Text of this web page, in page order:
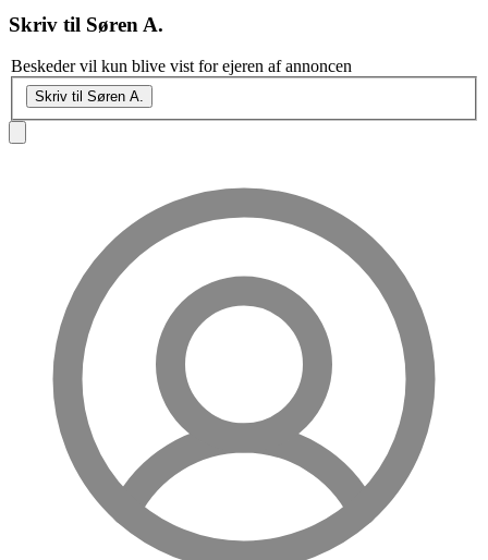
Skriv til Søren A.
Beskeder vil kun blive vist for ejeren af annoncen
Skriv til Søren A.